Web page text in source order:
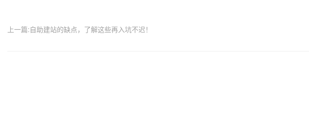
上一篇:自助建站的缺点，了解这些再入坑不迟！